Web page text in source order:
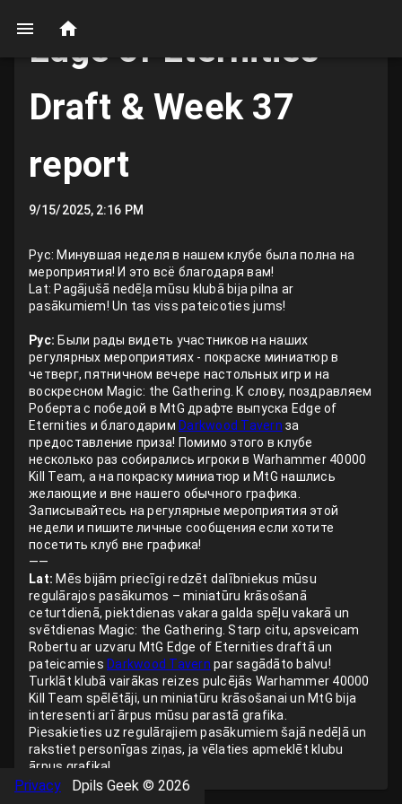
Edge of Eternities
Draft & Week 37
report
9/15/2025, 2:16 PM
Рус: Минувшая неделя в нашем клубе была полна на
мероприятия! И это всё благодаря вам!
Lat: Pagājušā nedēļa mūsu klubā bija pilna ar
pasākumiem! Un tas viss pateicoties jums!
Рус: Были рады видеть участников на наших
регулярных мероприятиях - покраске миниатюр в
четверг, пятничном вечере настольных игр и на
воскресном Magic: the Gathering. К слову, поздравляем
Роберта с победой в MtG драфте выпуска Edge of
Eternities и благодарим Darkwood Tavern за
предоставление приза! Помимо этого в клубе
несколько раз собирались игроки в Warhammer 40000
Kill Team, а на покраску миниатюр и MtG нашлись
желающие и вне нашего обычного графика.
Записывайтесь на регулярные мероприятия этой
недели и пишите личные сообщения если хотите
посетить клуб вне графика!
——
Lat: Mēs bijām priecīgi redzēt dalībniekus mūsu
regulārajos pasākumos – miniatūru krāsošanā
ceturtdienā, piektdienas vakara galda spēļu vakarā un
svētdienas Magic: the Gathering. Starp citu, apsveicam
Robertu ar uzvaru MtG Edge of Eternities draftā un
pateicamies Darkwood Tavern par sagādāto balvu!
Turklāt klubā vairākas reizes pulcējās Warhammer 40000
Kill Team spēlētāji, un miniatūru krāsošanai un MtG bija
interesenti arī ārpus mūsu parastā grafika.
Piesakieties uz regulārajiem pasākumiem šajā nedēļā un
rakstiet personīgas ziņas, ja vēlaties apmeklēt klubu
ārpus grafika!
Privacy Dpils Geek © 2026